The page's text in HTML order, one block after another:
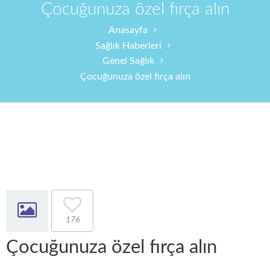
Çocuğunuza özel fırça alın
Anasayfa
Sağlık Haberleri
Genel Sağlık
Çocuğunuza özel fırça alın
176
Çocuğunuza özel fırça alın